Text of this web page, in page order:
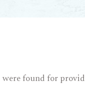
were found for